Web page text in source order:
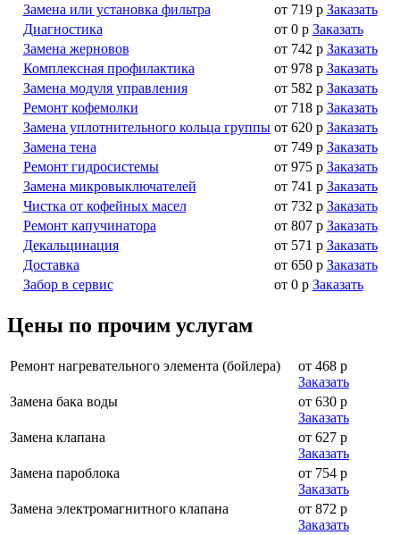
Замена или установка фильтра
от 719 р Заказать
Диагностика
от 0 р Заказать
Замена жерновов
от 742 р Заказать
Комплексная профилактика
от 978 р Заказать
Замена модуля управления
от 582 р Заказать
Ремонт кофемолки
от 718 р Заказать
Замена уплотнительного кольца группы от 620 р Заказать
Замена тена
от 749 р Заказать
Ремонт гидросистемы
от 975 р Заказать
Замена микровыключателей
от 741 р Заказать
Чистка от кофейных масел
от 732 р Заказать
Ремонт капучинатора
от 807 р Заказать
Декальцинация
от 571 р Заказать
Доставка
от 650 р Заказать
Забор в сервис
от 0 р Заказать
Цены по прочим услугам
Ремонт нагревательного элемента (бойлера)
от 468 р
Заказать
Замена бака воды
от 630 р
Заказать
Замена клапана
от 627 р
Заказать
Замена пароблока
от 754 р
Заказать
Замена электромагнитного клапана
от 872 р
Заказать